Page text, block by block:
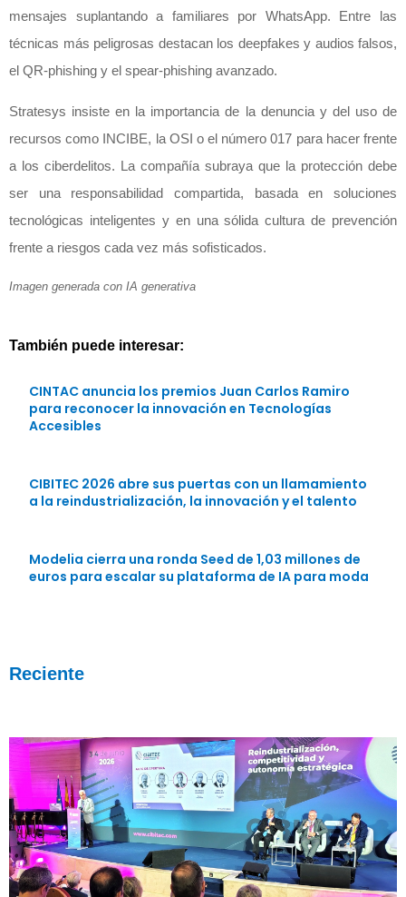
mensajes suplantando a familiares por WhatsApp. Entre las
técnicas más peligrosas destacan los deepfakes y audios falsos,
el QR-phishing y el spear-phishing avanzado.
Stratesys insiste en la importancia de la denuncia y del uso de
recursos como INCIBE, la OSI o el número 017 para hacer frente
a los ciberdelitos. La compañía subraya que la protección debe
ser una responsabilidad compartida, basada en soluciones
tecnológicas inteligentes y en una sólida cultura de prevención
frente a riesgos cada vez más sofisticados.
Imagen generada con IA generativa
También puede interesar:
CINTAC anuncia los premios Juan Carlos Ramiro
para reconocer la innovación en Tecnologías
Accesibles
CIBITEC 2026 abre sus puertas con un llamamiento
a la reindustrialización, la innovación y el talento
Modelia cierra una ronda Seed de 1,03 millones de
euros para escalar su plataforma de IA para moda
Reciente